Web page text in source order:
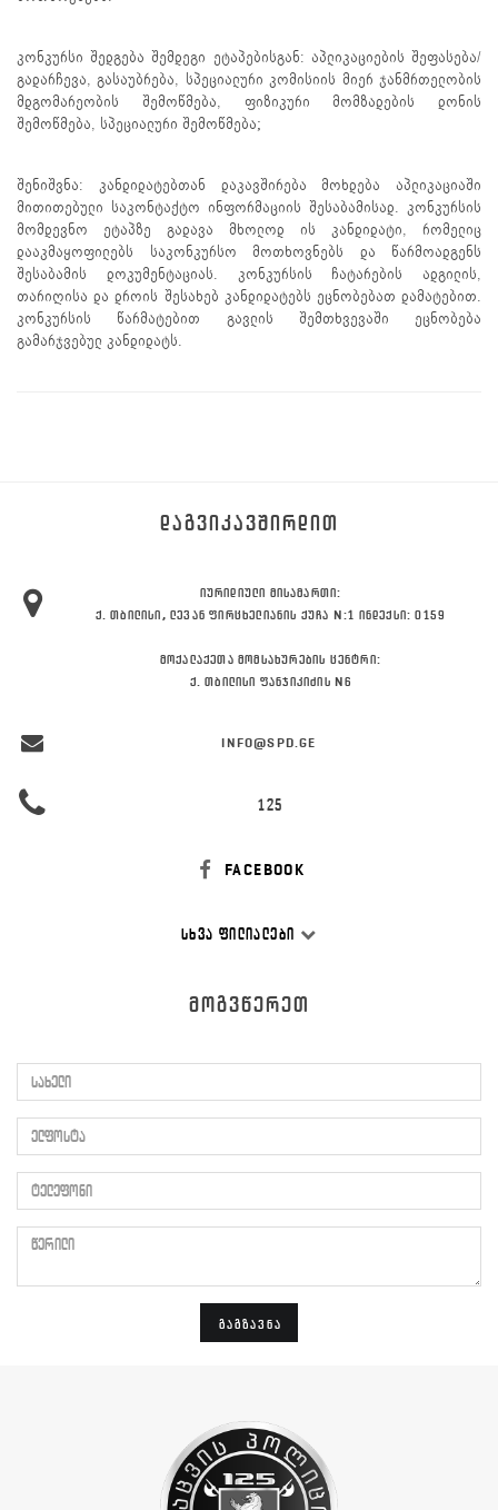
კონკურსი შედგება შემდეგი ეტაპებისგან: აპლიკაციების შეფასება/
გადარჩევა, გასაუბრება, სპეციალური კომისიის მიერ ჯანმრთელობის
მდგომარეობის შემოწმება, ფიზიკური მომზადების დონის
შემოწმება, სპეციალური შემოწმება;
შენიშვნა: კანდიდატებთან დაკავშირება მოხდება აპლიკაციაში
მითითებული საკონტაქტო ინფორმაციის შესაბამისად. კონკურსის
მომდევნო ეტაპზე გადავა მხოლოდ ის კანდიდატი, რომელიც
დააკმაყოფილებს საკონკურსო მოთხოვნებს და წარმოადგენს
შესაბამის დოკუმენტაციას. კონკურსის ჩატარების ადგილის,
თარიღისა და დროის შესახებ კანდიდატებს ეცნობებათ დამატებით.
კონკურსის წარმატებით გავლის შემთხვევაში ეცნობება
გამარჯვებულ კანდიდატს.
ᲓᲐᲒᲕᲘᲙᲐᲕᲨᲘᲠᲓᲘᲗ
ᲘᲣᲠᲘᲓᲘᲣᲚᲘ ᲛᲘᲡᲐᲛᲐᲠᲗᲘ:
Ქ. ᲗᲑᲘᲚᲘᲡᲘ, ᲚᲔᲕᲐᲜ ᲤᲘᲠᲪᲮᲔᲚᲘᲐᲜᲘᲡ ᲥᲣᲩᲐ N:1 ᲘᲜᲓᲔᲥᲡᲘ: 0159
ᲛᲝᲥᲐᲚᲐᲥᲔᲗᲐ ᲛᲝᲛᲡᲐᲮᲣᲠᲔᲑᲘᲡ ᲪᲔᲜᲢᲠᲘ:
Ქ. ᲗᲑᲘᲚᲘᲡᲘ ᲤᲐᲜᲯᲘᲙᲘᲫᲘᲡ N6
INFO@SPD.GE
125
FACEBOOK
ᲡᲮᲕᲐ ᲤᲘᲚᲘᲐᲚᲔᲑᲘ
ᲛᲝᲒᲕᲬᲔᲠᲔᲗ
ᲒᲐᲒᲖᲐᲕᲜᲐ